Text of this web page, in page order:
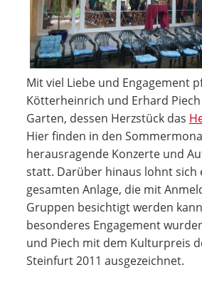
Mit viel Liebe und Engagement
Kötterheinrich und Erhard
Garten, dessen Herzstück das
Hier finden in den
herausragende Konzerte und
statt. Darüber hinaus lohnt sich
gesamten Anlage, die mit
Gruppen besichtigt werden
besonderes Engagement
und Piech mit dem Kulturpreis
Steinfurt 2011 ausgezeichnet.